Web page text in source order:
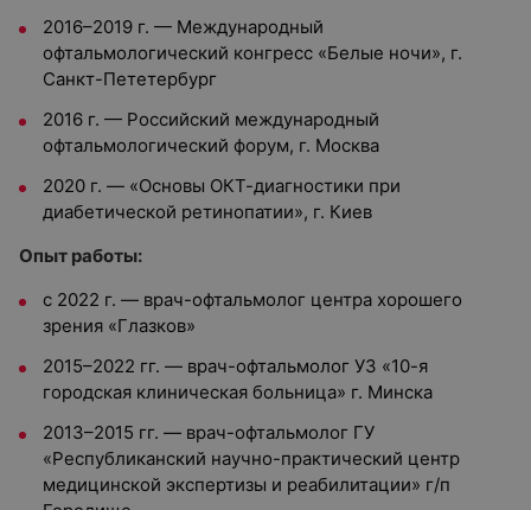
2016–2019 г. — Международный
офтальмологический конгресс «Белые ночи», г.
Санкт-Пететербург
2016 г. — Российский международный
офтальмологический форум, г. Москва
2020 г. — «Основы ОКТ-диагностики при
диабетической ретинопатии», г. Киев
Опыт работы:
с 2022 г. — врач-офтальмолог центра хорошего
зрения «Глазков»
2015–2022 гг. — врач-офтальмолог УЗ «10-я
городская клиническая больница» г. Минска
2013–2015 гг. — врач-офтальмолог ГУ
«Республиканский научно-практический центр
медицинской экспертизы и реабилитации» г/п